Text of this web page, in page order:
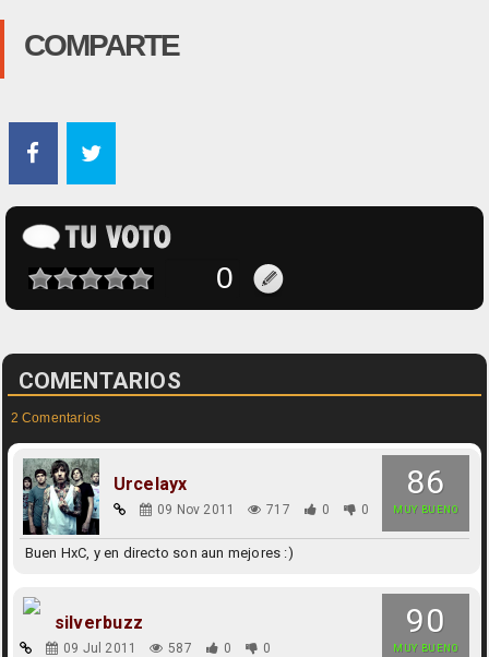
COMPARTE
COMENTARIOS
2 Comentarios
86
MUY BUENO
Urcelayx
09 Nov 2011 717 0 0
Buen HxC, y en directo son aun mejores :)
90
MUY BUENO
silverbuzz
09 Jul 2011 587 0 0